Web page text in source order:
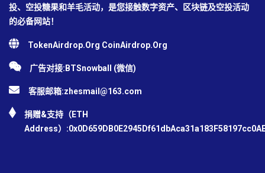
投、空投糖果和羊毛活动，是您接触数字资产、区块链及空投活动
的必备网站！
TokenAirdrop.Org CoinAirdrop.Org
广告对接:BTSnowball (微信)
客服邮箱:zhesmail@163.com
捐赠&支持（ETH
Address）